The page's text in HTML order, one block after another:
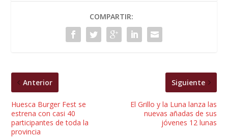
COMPARTIR:
Anterior
Huesca Burger Fest se
estrena con casi 40
participantes de toda la
provincia
Siguiente
El Grillo y la Luna lanza las
nuevas añadas de sus
jóvenes 12 lunas